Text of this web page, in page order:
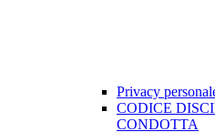
Privacy
CODICE
CONDOTTA